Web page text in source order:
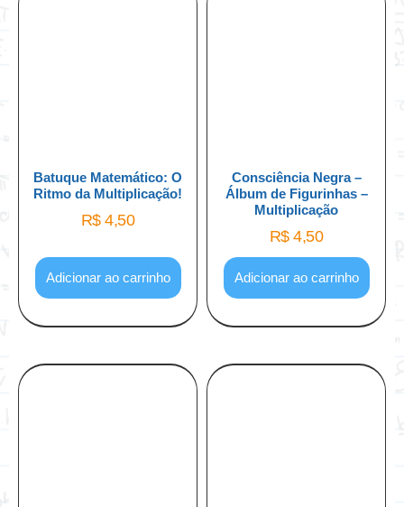
Batuque Matemático: O
Ritmo da Multiplicação!
R$4,50
Adicionar ao carrinho
Consciência Negra –
Álbum de Figurinhas –
Multiplicação
R$4,50
Adicionar ao carrinho